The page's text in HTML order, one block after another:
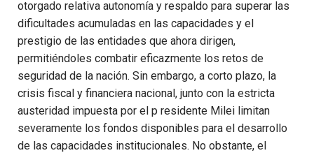
otorgado relativa autonomía y respaldo para superar las
dificultades acumuladas en las capacidades y el
prestigio de las entidades que ahora dirigen,
permitiéndoles combatir eficazmente los retos de
seguridad de la nación. Sin embargo, a corto plazo, la
crisis fiscal y financiera nacional, junto con la estricta
austeridad impuesta por el p residente Milei limitan
severamente los fondos disponibles para el desarrollo
de las capacidades institucionales. No obstante, el